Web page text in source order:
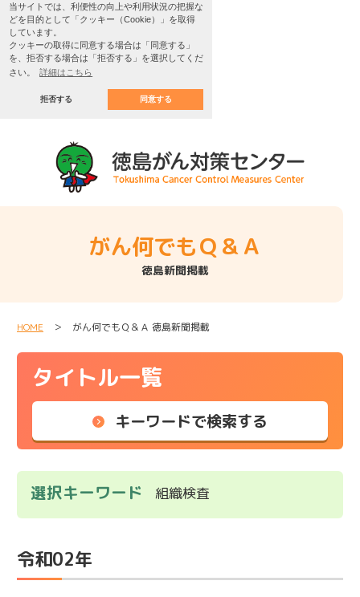
当サイトでは、利便性の向上や利用状況の把握な
どを目的として「クッキー（Cookie）」を取得
しています。
クッキーの取得に同意する場合は「同意する」
を、拒否する場合は「拒否する」を選択してくだ
さい。
詳細はこちら
拒否する 同意する
がん何でもＱ＆Ａ
徳島新聞掲載
HOME ＞ がん何でもＱ＆Ａ 徳島新聞掲載
タイトル一覧
キーワードで検索する
選択キーワード 組織検査
令和02年